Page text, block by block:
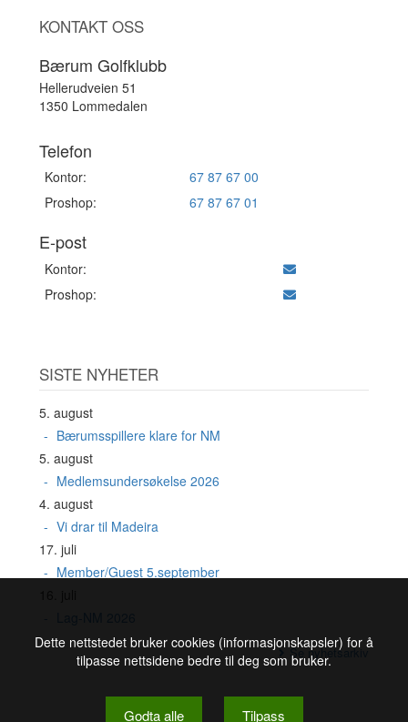
KONTAKT OSS
Bærum Golfklubb
Hellerudveien 51
1350 Lommedalen
Telefon
Kontor:
67 87 67 00
Proshop:
67 87 67 01
E-post
Kontor:
Proshop:
SISTE NYHETER
5. august
Bærumsspillere klare for NM
5. august
Medlemsundersøkelse 2026
4. august
Vi drar til Madeira
17. juli
Member/Guest 5.september
Se nyhetsarkiv
Dette nettstedet bruker cookies (informasjonskapsler) for å
tilpasse nettsidene bedre til deg som bruker.
Godta alle Tilpass